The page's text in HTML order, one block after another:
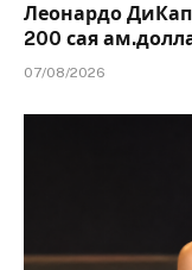
Леонардо
200 сая
07/08/2026